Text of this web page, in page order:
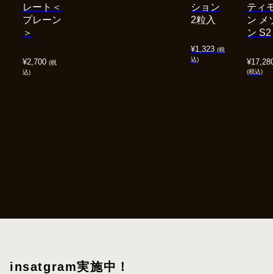
¥2,700 (税
込)
レート＜
プレーン
＞
¥1,323 (税
込)
ション
2粒入
¥
(税込)
ティ
ン メ
ン S2
insatgram実施中！